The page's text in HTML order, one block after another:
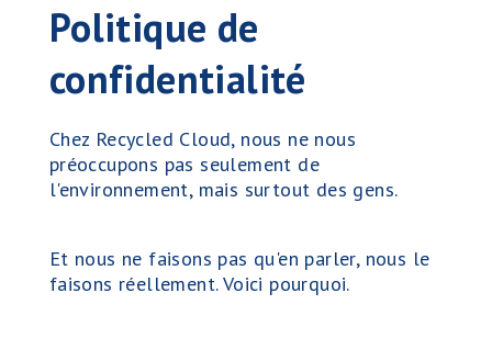
Backup
Machines virtuelles
Manifeste
Politique de
confidentialité
Chez Recycled Cloud, nous ne nous
préoccupons pas seulement de
l'environnement, mais surtout des gens.
Et nous ne faisons pas qu'en parler, nous le
faisons réellement. Voici pourquoi.